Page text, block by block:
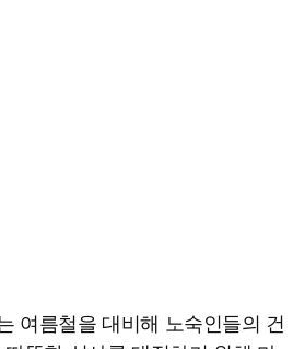
여름철을 대비해 노숙인들의 건